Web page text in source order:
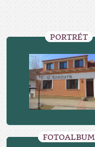
PORTRÉT
FOTOALBUM